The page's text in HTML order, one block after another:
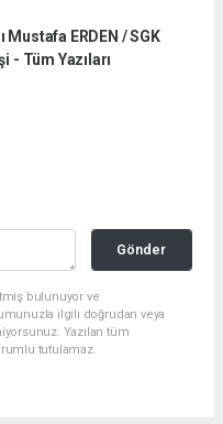
Mustafa ERDEN / SGK
- Tüm Yazıları
Gönder
bulunuyor ve
ilgili doğrudan veya
Yazılan tüm
tutulamaz.